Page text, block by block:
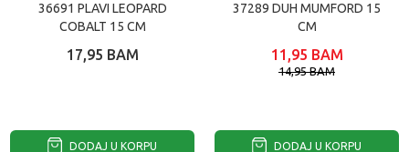
36691 PLAVI LEOPARD
COBALT 15 CM
17,95 BAM
DODAJ U KORPU
37289 DUH MUMFORD 15
CM
11,95 BAM
14,95BAM
DODAJ U KORPU